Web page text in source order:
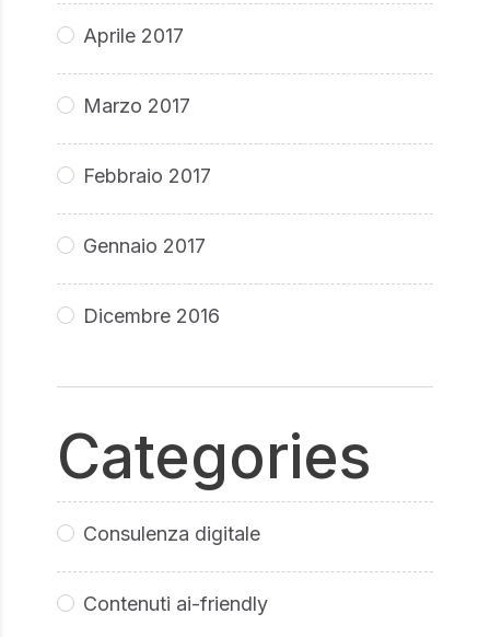
Aprile 2017
Marzo 2017
Febbraio 2017
Gennaio 2017
Dicembre 2016
Categories
Consulenza digitale
Contenuti ai-friendly